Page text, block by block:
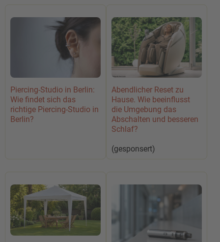
Piercing-Studio in Berlin:
Wie findet sich das
richtige Piercing-Studio in
Berlin?
Abendlicher Reset zu
Hause. Wie beeinflusst
die Umgebung das
Abschalten und besseren
Schlaf?
(gesponsert)